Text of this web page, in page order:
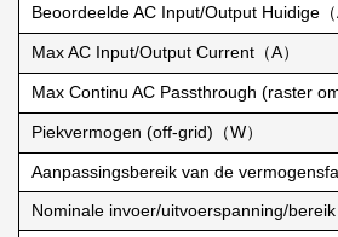
Beoordeelde AC Input/Output Huidige（
Max AC Input/Output Current（A）
Max Continu AC Passthrough (raster
Piekvermogen (off-grid)（W）
Aanpassingsbereik van de
Nominale invoer/uitvoerspanning/bereik